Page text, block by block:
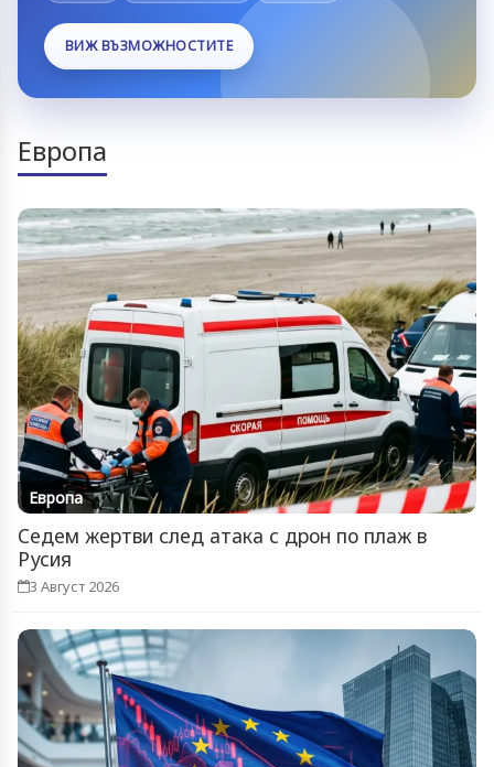
ВИЖ ВЪЗМОЖНОСТИТЕ
Европа
Европа
Седем жертви след атака с дрон по плаж в
Русия
3 Август 2026